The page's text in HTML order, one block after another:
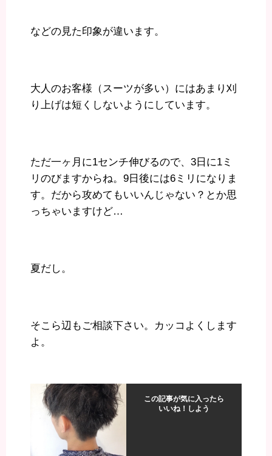
などの見た印象が違います。
大人のお客様（スーツが多い）にはあまり刈
り上げは短くしないようにしています。
ただ一ヶ月に1センチ伸びるので、3日に1ミ
リのびますからね。9日後には6ミリになりま
す。だから攻めてもいいんじゃない？とか思
っちゃいますけど…
夏だし。
そこら辺もご相談下さい。カッコよくします
よ。
この記事が気に入ったら
いいね！しよう